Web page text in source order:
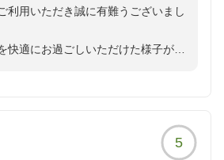
利用いただき誠に有難うございまし
快適にお過ごしいただけた様子が伺
りお待ちしております。
5